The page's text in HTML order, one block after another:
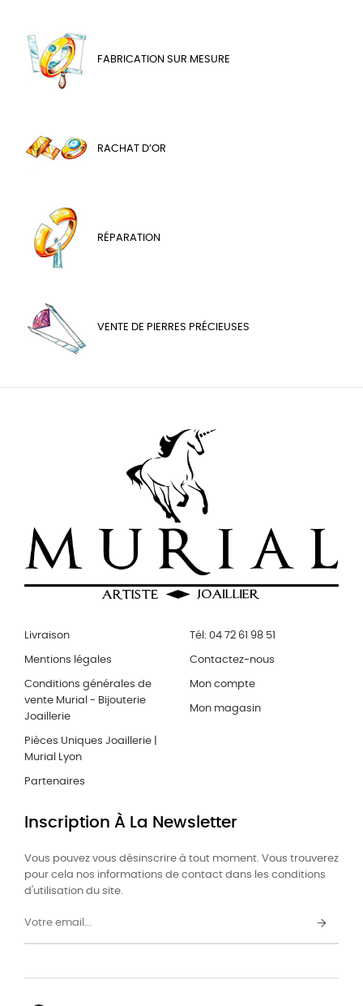
FABRICATION SUR MESURE
RACHAT D’OR
RÉPARATION
VENTE DE PIERRES PRÉCIEUSES
Livraison
Mentions légales
Conditions générales de
vente Murial - Bijouterie
Joaillerie
Pièces Uniques Joaillerie |
Murial Lyon
Partenaires
Tél: 04 72 61 98 51
Contactez-nous
Mon compte
Mon magasin
Inscription À La Newsletter
Vous pouvez vous désinscrire à tout moment. Vous trouverez
pour cela nos informations de contact dans les conditions
d'utilisation du site.